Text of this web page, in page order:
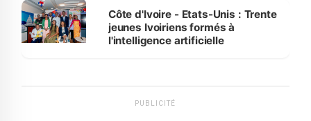
Côte d'Ivoire - Etats-Unis : Trente
jeunes Ivoiriens formés à
l'intelligence artificielle
PUBLICITÉ